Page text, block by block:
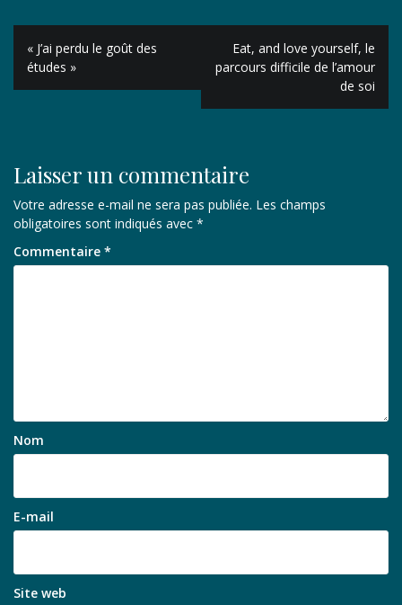
Navigation
de
l’article
« J’ai perdu le goût des
études »
Eat, and love yourself, le
parcours difficile de l’amour
de soi
Laisser un commentaire
Votre adresse e-mail ne sera pas publiée. Les champs
obligatoires sont indiqués avec *
Commentaire *
Nom
E-mail
Site web